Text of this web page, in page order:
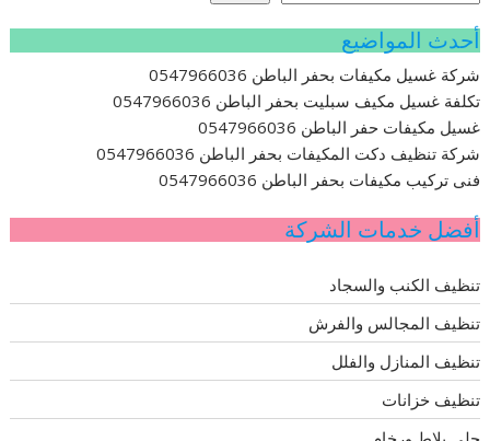
أحدث المواضيع
شركة غسيل مكيفات بحفر الباطن 0547966036
تكلفة غسيل مكيف سبليت بحفر الباطن 0547966036
غسيل مكيفات حفر الباطن 0547966036
شركة تنظيف دكت المكيفات بحفر الباطن 0547966036
فنى تركيب مكيفات بحفر الباطن 0547966036
أفضل خدمات الشركة
تنظيف الكنب والسجاد
تنظيف المجالس والفرش
تنظيف المنازل والفلل
تنظيف خزانات